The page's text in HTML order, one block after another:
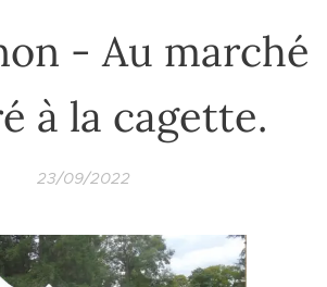
- Au marché
à la cagette.
23/09/2022